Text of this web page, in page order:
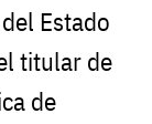
Estado
titular de
de